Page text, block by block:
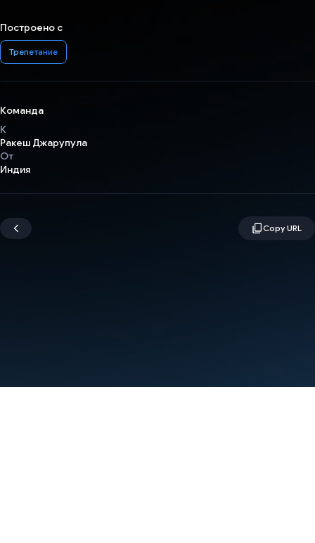
Построено с
Трепетание
Команда
К
Ракеш Джарупула
От
Индия